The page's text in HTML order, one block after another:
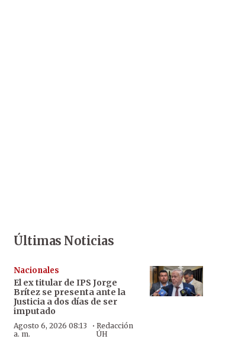
Últimas Noticias
Nacionales
El ex titular de IPS Jorge
Brítez se presenta ante la
Justicia a dos días de ser
imputado
Agosto 6, 2026 08:13
a. m.
· Redacción
ÚH